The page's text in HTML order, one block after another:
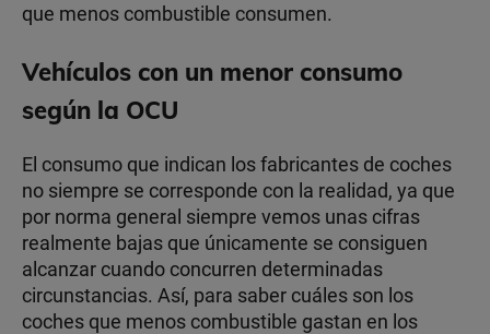
que menos combustible consumen.
Vehículos con un menor consumo
según la OCU
El consumo que indican los fabricantes de coches
no siempre se corresponde con la realidad, ya que
por norma general siempre vemos unas cifras
realmente bajas que únicamente se consiguen
alcanzar cuando concurren determinadas
circunstancias. Así, para saber cuáles son los
coches que menos combustible gastan en los